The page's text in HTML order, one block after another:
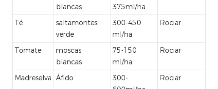
blancas
375ml/ha
Té
saltamontes
verde
300-450
ml/ha
Rociar
Tomate
moscas
blancas
75-150
ml/ha
Rociar
Madreselva Áfido
300-
Rociar